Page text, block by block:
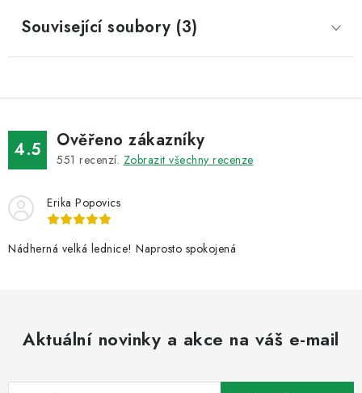
Související soubory (3)
4.5 Ověřeno zákazníky
551 recenzí. Zobrazit všechny recenze
Erika Popovics
Nádherná velká lednice! Naprosto spokojená
Aktuální novinky a akce na váš e-mail